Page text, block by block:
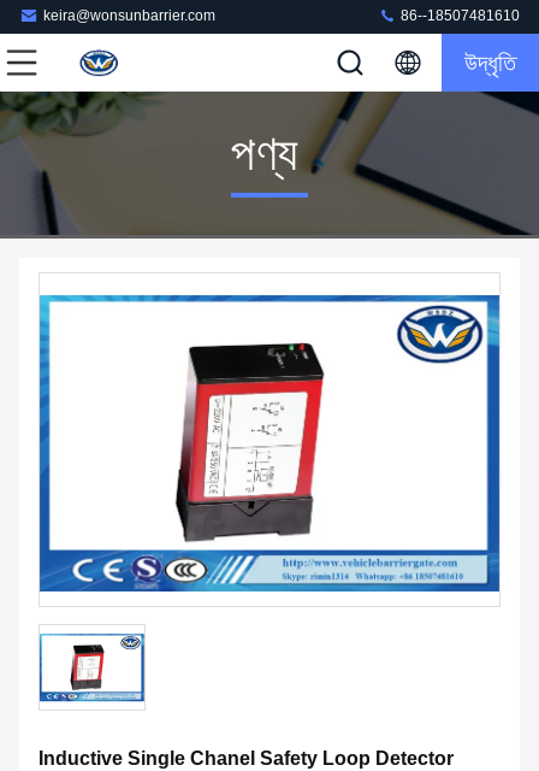
keira@wonsunbarrier.com 86--18507481610
উদ্ধৃতি
পণ্য
Inductive Single Chanel Safety Loop Detector